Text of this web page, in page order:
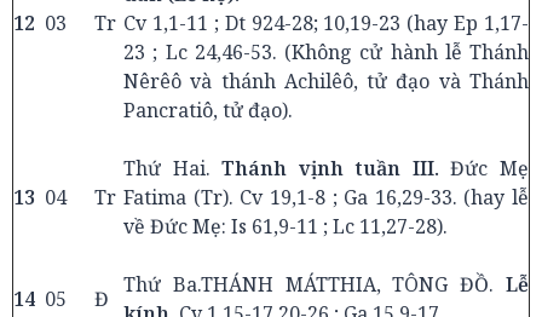
12 03 Tr Cv 1,1-11 ; Dt 924-28; 10,19-23 (hay Ep 1,17-
23 ; Lc 24,46-53. (Không cử hành lễ Thánh
Nêrêô và thánh Achilêô, tử đạo và Thánh
Pancratiô, tử đạo).
13 04 Tr
Thứ Hai.Thánh vịnh tuần III. Đức Mẹ
Fatima (Tr). Cv 19,1-8 ; Ga 16,29-33. (hay lễ
về Đức Mẹ: Is 61,9-11 ; Lc 11,27-28).
14 05 Đ
Thứ Ba.THÁNH MÁTTHIA, TÔNG ĐỒ. Lễ